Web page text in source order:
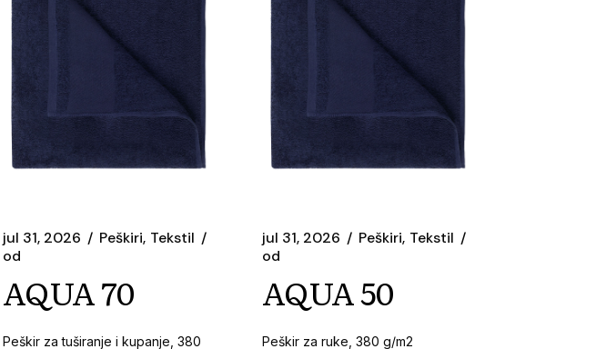
jul 31, 2026 Peškiri Tekstil
od
AQUA 70
Peškir za tuširanje i kupanje, 380
jul 31, 2026 Peškiri Tekstil
od
AQUA 50
Peškir za ruke, 380 g/m2